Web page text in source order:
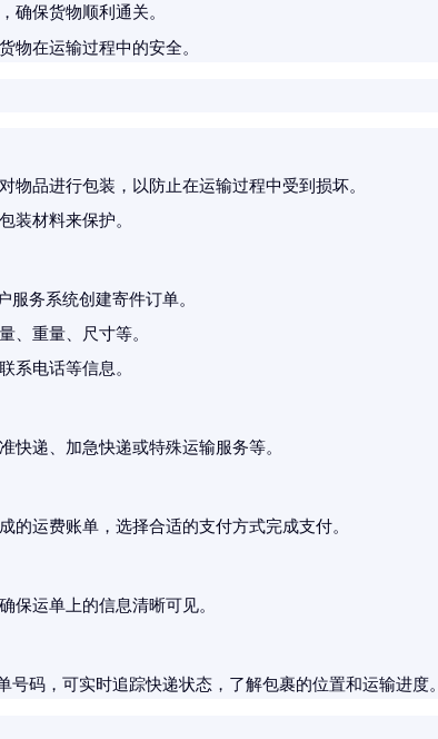
确保货物顺利通关。
物在运输过程中的安全。
物品进行包装，以防止在运输过程中受到损坏。
装材料来保护。
服务系统创建寄件订单。
、重量、尺寸等。
系电话等信息。
快递、加急快递或特殊运输服务等。
的运费账单，选择合适的支付方式完成支付。
保运单上的信息清晰可见。
号码，可实时追踪快递状态，了解包裹的位置和运输进度。